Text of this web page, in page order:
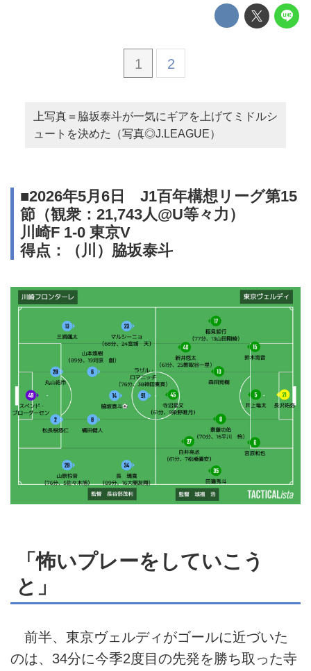
1 2
上写真＝脇坂泰斗が一気にギアを上げてミドルシ
ュートを決めた（写真◎J.LEAGUE）
■2026年5月6日 J1百年構想リーグ第15
節（観衆：21,743人@U等々力）
川崎F 1-0 東京V
得点：（川）脇坂泰斗
「怖いプレーをしていこう
と」
前半、東京ヴェルディがゴールに近づいた
のは、34分に今季2度目の先発を勝ち取った寺